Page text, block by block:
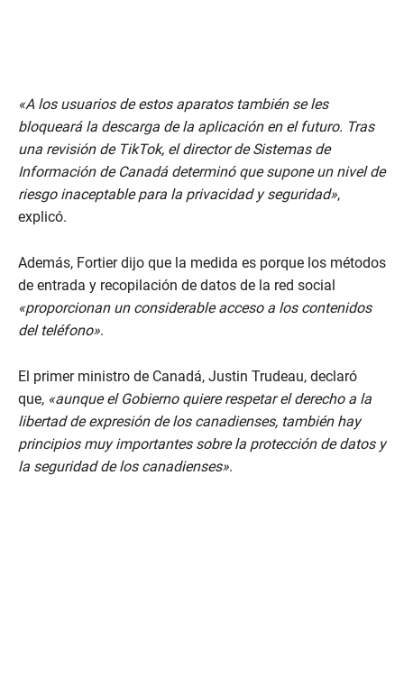
«A los usuarios de estos aparatos también se les
bloqueará la descarga de la aplicación en el futuro. Tras
una revisión de TikTok, el director de Sistemas de
Información de Canadá determinó que supone un nivel de
riesgo inaceptable para la privacidad y seguridad»,
explicó.
Además, Fortier dijo que la medida es porque los métodos
de entrada y recopilación de datos de la red social
«proporcionan un considerable acceso a los contenidos
del teléfono».
El primer ministro de Canadá, Justin Trudeau, declaró
que, «aunque el Gobierno quiere respetar el derecho a la
libertad de expresión de los canadienses, también hay
principios muy importantes sobre la protección de datos y
la seguridad de los canadienses».